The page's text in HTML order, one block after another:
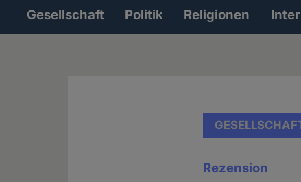
Hauptnavigation
Gesellschaft Politik Religionen
Rezension